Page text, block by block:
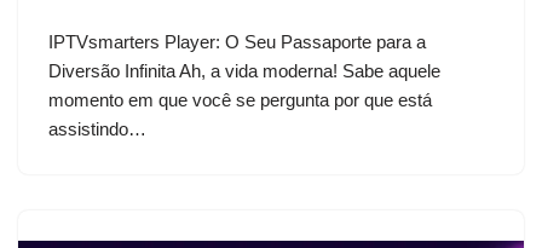
IPTVsmarters Player: O Seu Passaporte para a
Diversão Infinita Ah, a vida moderna! Sabe aquele
momento em que você se pergunta por que está
assistindo…